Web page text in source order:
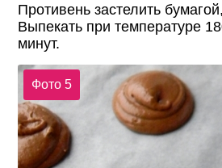
Противень застелить
Выпекать при температуре
минут.
Фото 5